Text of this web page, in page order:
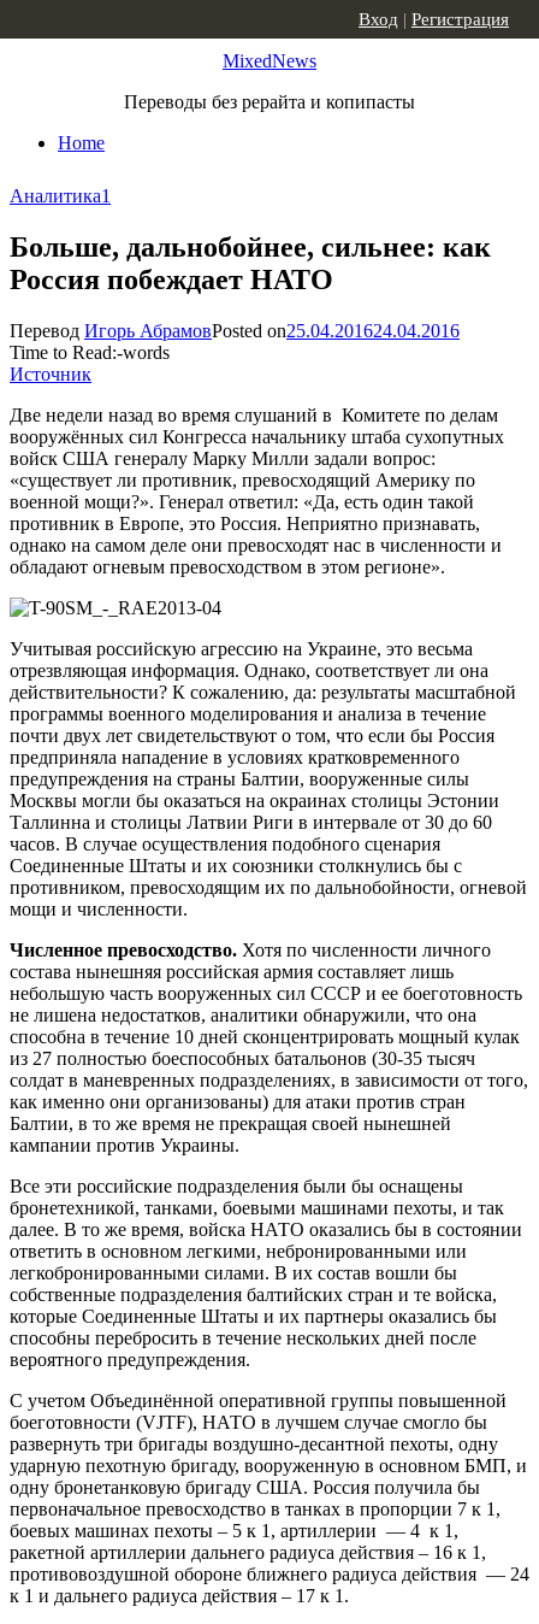
MixedNews
Переводы без рерайта и копипасты
Home
Вход | Регистрация
Аналитика1
Больше, дальнобойнее, сильнее: как
Россия побеждает НАТО
Перевод Игорь АбрамовPosted on25.04.201624.04.2016
Time to Read:-words
Источник
Две недели назад во время слушаний в Комитете по делам
вооружённых сил Конгресса начальнику штаба сухопутных
войск США генералу Марку Милли задали вопрос:
«существует ли противник, превосходящий Америку по
военной мощи?». Генерал ответил: «Да, есть один такой
противник в Европе, это Россия. Неприятно признавать,
однако на самом деле они превосходят нас в численности и
обладают огневым превосходством в этом регионе».
Учитывая российскую агрессию на Украине, это весьма
отрезвляющая информация. Однако, соответствует ли она
действительности? К сожалению, да: результаты масштабной
программы военного моделирования и анализа в течение
почти двух лет свидетельствуют о том, что если бы Россия
предприняла нападение в условиях кратковременного
предупреждения на страны Балтии, вооруженные силы
Москвы могли бы оказаться на окраинах столицы Эстонии
Таллинна и столицы Латвии Риги в интервале от 30 до 60
часов. В случае осуществления подобного сценария
Соединенные Штаты и их союзники столкнулись бы с
противником, превосходящим их по дальнобойности, огневой
мощи и численности.
Численное превосходство. Хотя по численности личного
состава нынешняя российская армия составляет лишь
небольшую часть вооруженных сил СССР и ее боеготовность
не лишена недостатков, аналитики обнаружили, что она
способна в течение 10 дней сконцентрировать мощный кулак
из 27 полностью боеспособных батальонов (30-35 тысяч
солдат в маневренных подразделениях, в зависимости от того,
как именно они организованы) для атаки против стран
Балтии, в то же время не прекращая своей нынешней
кампании против Украины.
Все эти российские подразделения были бы оснащены
бронетехникой, танками, боевыми машинами пехоты, и так
далее. В то же время, войска НАТО оказались бы в состоянии
ответить в основном легкими, небронированными или
легкобронированными силами. В их состав вошли бы
собственные подразделения балтийских стран и те войска,
которые Соединенные Штаты и их партнеры оказались бы
способны перебросить в течение нескольких дней после
вероятного предупреждения.
С учетом Объединённой оперативной группы повышенной
боеготовности (VJTF), НАТО в лучшем случае смогло бы
развернуть три бригады воздушно-десантной пехоты, одну
ударную пехотную бригаду, вооруженную в основном БМП, и
одну бронетанковую бригаду США. Россия получила бы
первоначальное превосходство в танках в пропорции 7 к 1,
боевых машинах пехоты – 5 к 1, артиллерии — 4 к 1,
ракетной артиллерии дальнего радиуса действия – 16 к 1,
противовоздушной обороне ближнего радиуса действия — 24
к 1 и дальнего радиуса действия – 17 к 1.